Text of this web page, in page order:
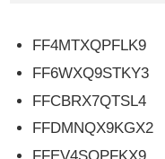
FF4MTXQPFLK9
FF6WXQ9STKY3
FFCBRX7QTSL4
FFDMNQX9KGX2